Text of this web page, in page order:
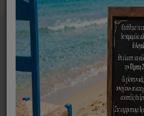
Home Σίδερο
Δοχείο Νερού Για Σύστημα